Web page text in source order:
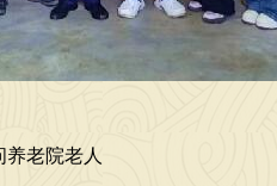
老院老人